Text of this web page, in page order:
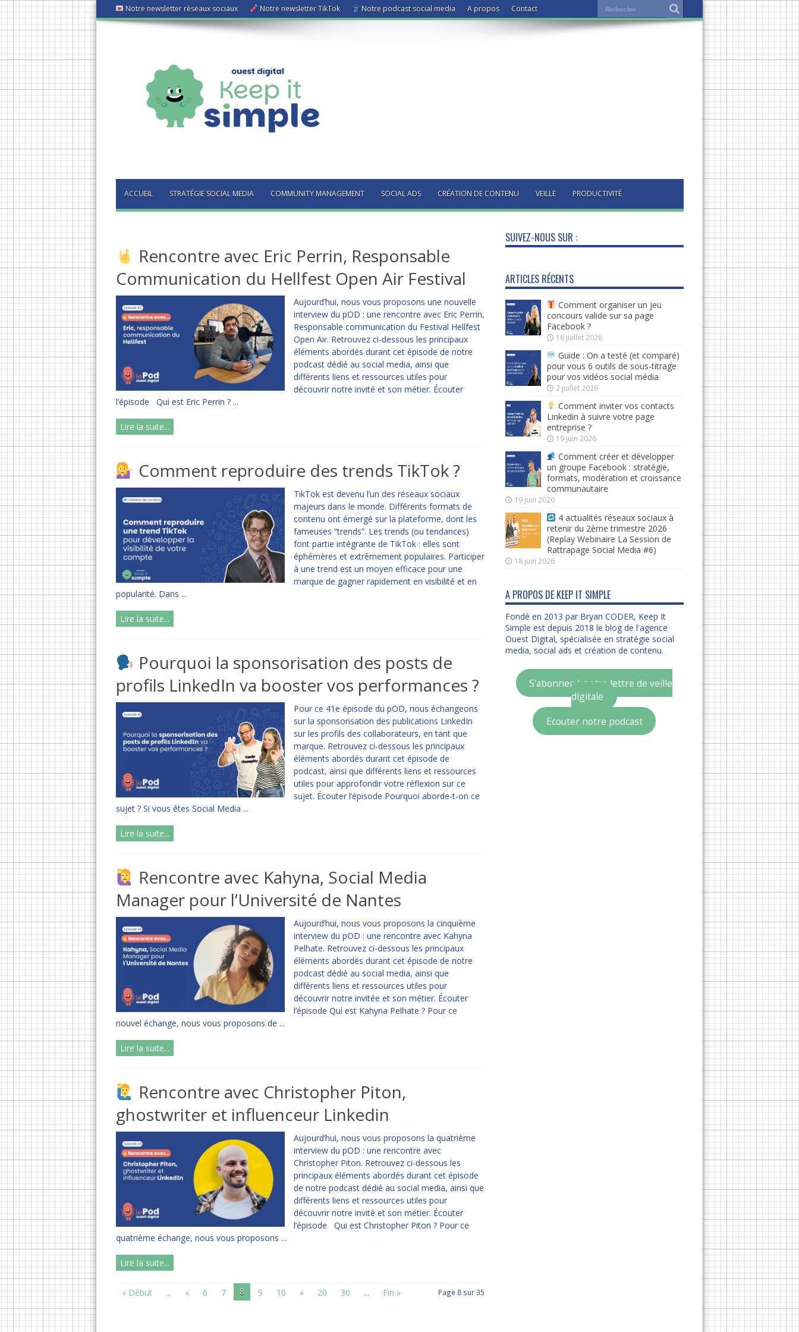
Notre newsletter réseaux sociaux Notre newsletter TikTok Notre podcast social media A propos Contact
ACCUEIL STRATÉGIE SOCIAL MEDIA COMMUNITY MANAGEMENT SOCIAL ADS CRÉATION DE CONTENU VEILLE PRODUCTIVITÉ
Rencontre avec Eric Perrin, Responsable
Communication du Hellfest Open Air Festival
Aujourd’hui, nous vous proposons une nouvelle
interview du pOD : une rencontre avec Eric Perrin,
Responsable communication du Festival Hellfest
Open Air. Retrouvez ci-dessous les principaux
éléments abordés durant cet épisode de notre
podcast dédié au social media, ainsi que
différents liens et ressources utiles pour
découvrir notre invité et son métier. Écouter
l’épisode Qui est Eric Perrin ? ...
Lire la suite...
Comment reproduire des trends TikTok ?
TikTok est devenu l’un des réseaux sociaux
majeurs dans le monde. Différents formats de
contenu ont émergé sur la plateforme, dont les
fameuses “trends”. Les trends (ou tendances)
font partie intégrante de TikTok : elles sont
éphémères et extrêmement populaires. Participer
à une trend est un moyen efficace pour une
marque de gagner rapidement en visibilité et en
popularité. Dans ...
Lire la suite...
Pourquoi la sponsorisation des posts de
profils LinkedIn va booster vos performances ?
Pour ce 41e épisode du pOD, nous échangeons
sur la sponsorisation des publications LinkedIn
sur les profils des collaborateurs, en tant que
marque. Retrouvez ci-dessous les principaux
éléments abordés durant cet épisode de
podcast, ainsi que différents liens et ressources
utiles pour approfondir votre réflexion sur ce
sujet. Écouter l’épisode Pourquoi aborde-t-on ce
sujet ? Si vous êtes Social Media ...
Lire la suite...
Rencontre avec Kahyna, Social Media
Manager pour l’Université de Nantes
Aujourd’hui, nous vous proposons la cinquième
interview du pOD : une rencontre avec Kahyna
Pelhate. Retrouvez ci-dessous les principaux
éléments abordés durant cet épisode de notre
podcast dédié au social media, ainsi que
différents liens et ressources utiles pour
découvrir notre invitée et son métier. Écouter
l’épisode Qui est Kahyna Pelhate ? Pour ce
nouvel échange, nous vous proposons de ...
Lire la suite...
Rencontre avec Christopher Piton,
ghostwriter et influenceur Linkedin
Aujourd’hui, nous vous proposons la quatrième
interview du pOD : une rencontre avec
Christopher Piton. Retrouvez ci-dessous les
principaux éléments abordés durant cet épisode
de notre podcast dédié au social media, ainsi que
différents liens et ressources utiles pour
découvrir notre invité et son métier. Écouter
l’épisode Qui est Christopher Piton ? Pour ce
quatrième échange, nous vous proposons ...
Lire la suite...
Page 8 sur 35
« Début ... « 6 7 8 9 10 » 20 30 ... Fin »
SUIVEZ-NOUS SUR :
ARTICLES RÉCENTS
Comment organiser un jeu
concours valide sur sa page
Facebook ?
16 juillet 2026
Guide : On a testé (et comparé)
pour vous 6 outils de sous-titrage
pour vos vidéos social média
2 juillet 2026
Comment inviter vos contacts
Linkedin à suivre votre page
entreprise ?
19 juin 2026
Comment créer et développer
un groupe Facebook : stratégie,
formats, modération et croissance
communautaire
19 juin 2026
4 actualités réseaux sociaux à
retenir du 2ème trimestre 2026
(Replay Webinaire La Session de
Rattrapage Social Media #6)
18 juin 2026
A PROPOS DE KEEP IT SIMPLE
Fondé en 2013 par Bryan CODER, Keep It
Simple est depuis 2018 le blog de l'agence
Ouest Digital, spécialisée en stratégie social
media, social ads et création de contenu.
S'abonner à notre lettre de veille
digitale
Ecouter notre podcast